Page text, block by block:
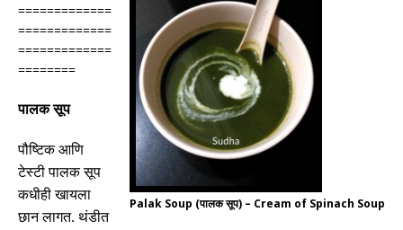
Palak Soup (पालक सूप) – Cream of Spinach Soup
=============
=============
=============
========
पालक सूप
पौष्टिक आणि
टेस्टी पालक सूप
कधीही खायला
छान लागत. थंडीत